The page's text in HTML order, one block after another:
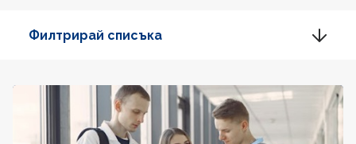
Филтрирай списъка